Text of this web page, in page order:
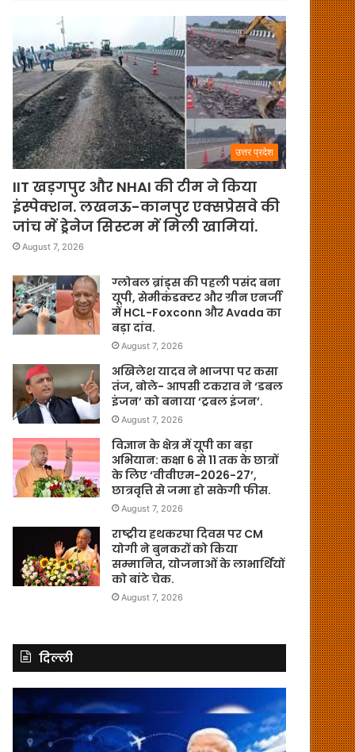
उत्तर प्रदेश
IIT खड़गपुर और NHAI की टीम ने किया
इंस्पेक्शन. लखनऊ-कानपुर एक्सप्रेसवे की
जांच में ड्रेनेज सिस्टम में मिली खामियां.
August 7, 2026
ग्लोबल ब्रांड्स की पहली पसंद बना
यूपी, सेमीकंडक्टर और ग्रीन एनर्जी
में HCL-Foxconn और Avada का
बड़ा दांव.
August 7, 2026
अखिलेश यादव ने भाजपा पर कसा
तंज, बोले- आपसी टकराव ने ‘डबल
इंजन’ को बनाया ‘ट्रबल इंजन’.
August 7, 2026
विज्ञान के क्षेत्र में यूपी का बड़ा
अभियान: कक्षा 6 से 11 तक के छात्रों
के लिए ‘वीवीएम-2026-27’,
छात्रवृत्ति से जमा हो सकेगी फीस.
August 7, 2026
राष्ट्रीय हथकरघा दिवस पर CM
योगी ने बुनकरों को किया
सम्मानित, योजनाओं के लाभार्थियों
को बांटे चेक.
August 7, 2026
दिल्ली